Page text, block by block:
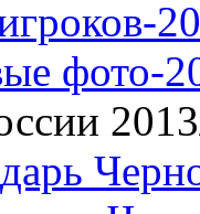
фото-